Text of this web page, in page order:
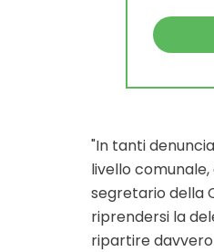
"In tanti
livello
segretario della
riprendersi la
ripartire